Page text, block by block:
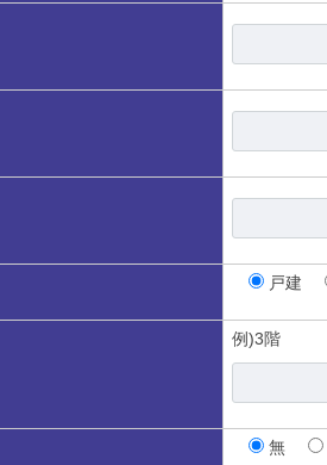
戸建
例)3階
無